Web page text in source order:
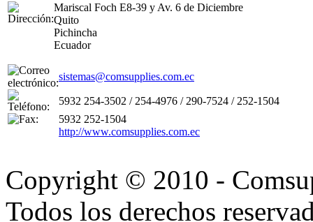
Mariscal Foch E8-39 y Av. 6 de Diciembre
Quito
Pichincha
Ecuador
sistemas@comsupplies.com.ec
5932 254-3502 / 254-4976 / 290-7524 / 252-1504
5932 252-1504
http://www.comsupplies.com.ec
Copyright © 2010 -
Todos los derechos